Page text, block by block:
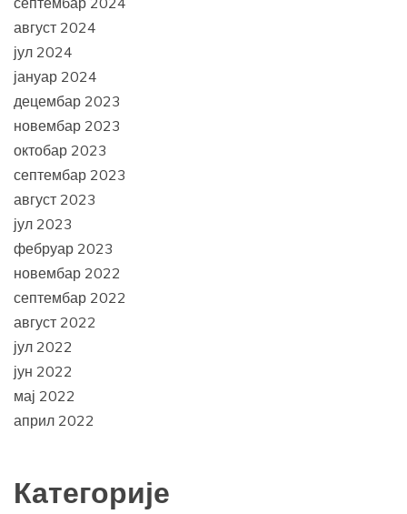
август 2024
јул 2024
јануар 2024
децембар 2023
новембар 2023
октобар 2023
септембар 2023
август 2023
јул 2023
фебруар 2023
новембар 2022
септембар 2022
август 2022
јул 2022
јун 2022
мај 2022
април 2022
Категорије